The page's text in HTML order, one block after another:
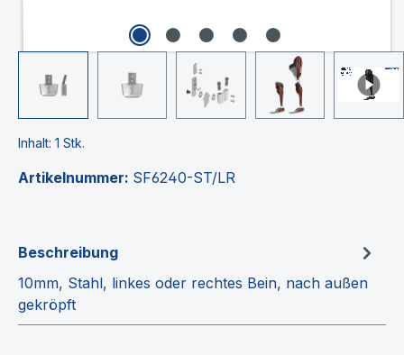
Inhalt: 1 Stk.
Artikelnummer: SF6240-ST/LR
Beschreibung
10mm, Stahl, linkes oder rechtes Bein, nach außen
gekröpft